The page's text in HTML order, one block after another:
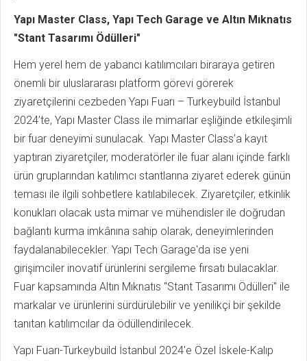
Yapı Master Class, Yapı Tech Garage ve Altın Mıknatıs
"Stant Tasarımı Ödülleri"
Hem yerel hem de yabancı katılımcıları biraraya getiren
önemli bir uluslararası platform görevi görerek
ziyaretçilerini cezbeden Yapı Fuarı – Turkeybuild İstanbul
2024’te, Yapı Master Class ile mimarlar eşliğinde etkileşimli
bir fuar deneyimi sunulacak. Yapı Master Class’a kayıt
yaptıran ziyaretçiler, moderatörler ile fuar alanı içinde farklı
ürün gruplarından katılımcı stantlarına ziyaret ederek günün
teması ile ilgili sohbetlere katılabilecek. Ziyaretçiler, etkinlik
konukları olacak usta mimar ve mühendisler ile doğrudan
bağlantı kurma imkânına sahip olarak, deneyimlerinden
faydalanabilecekler. Yapı Tech Garage'da ise yeni
girişimciler inovatif ürünlerini sergileme fırsatı bulacaklar.
Fuar kapsamında Altın Mıknatıs "Stant Tasarımı Ödülleri" ile
markalar ve ürünlerini sürdürülebilir ve yenilikçi bir şekilde
tanıtan katılımcılar da ödüllendirilecek.
Yapı Fuarı-Turkeybuild İstanbul 2024'e Özel İskele-Kalıp